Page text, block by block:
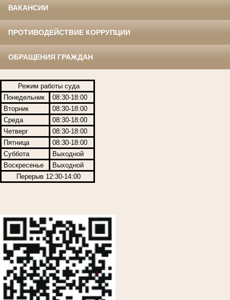
ВАКАНСИИ
ПРОТИВОДЕЙСТВИЕ КОРРУПЦИИ
ОБРАЩЕНИЯ ГРАЖДАН
Режим работы суда
Понедельник
08:30-18:00
Вторник
08:30-18:00
Среда
08:30-18:00
Четверг
08:30-18:00
Пятница
08:30-18:00
Суббота
Выходной
Воскресенье
Выходной
Перерыв 12:30-14:00